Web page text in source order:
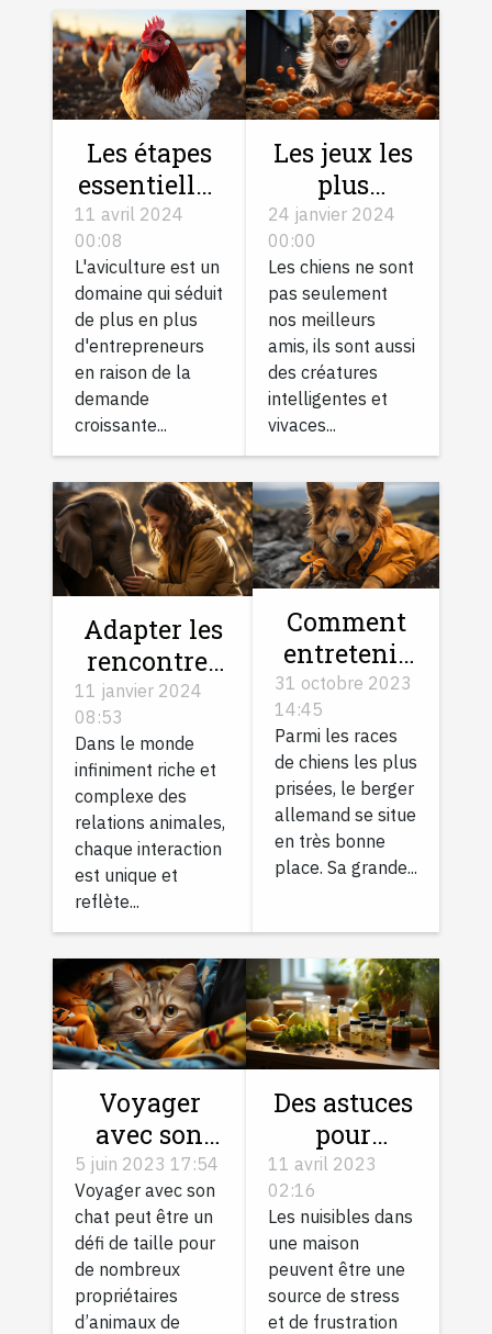
Les étapes
essentielles
pour lancer
son élevage
de volailles
en France
11 avril 2024
00:08
L'aviculture est un
domaine qui séduit
de plus en plus
d'entrepreneurs
en raison de la
demande
croissante...
Les jeux les
plus
amusants
stimuler
votre chien
24 janvier 2024
00:00
Les chiens ne sont
pas seulement
nos meilleurs
amis, ils sont aussi
des créatures
intelligentes et
vivaces...
Adapter les
rencontres
entre
animaux à
leur
personnalité
11 janvier 2024
08:53
Dans le monde
infiniment riche et
complexe des
relations animales,
chaque interaction
est unique et
reflète...
Comment
entretenir
le pelage
de votre
Berger
allemand ?
31 octobre 2023
14:45
Parmi les races
de chiens les plus
prisées, le berger
allemand se situe
en très bonne
place. Sa grande...
Voyager
avec son
chat :
comment
s’y prendre
?
5 juin 2023 17:54
Voyager avec son
chat peut être un
défi de taille pour
de nombreux
propriétaires
d’animaux de
Des astuces
pour
combattre
nuisibles
dans sa
maison
11 avril 2023
02:16
Les nuisibles dans
une maison
peuvent être une
source de stress
et de frustration